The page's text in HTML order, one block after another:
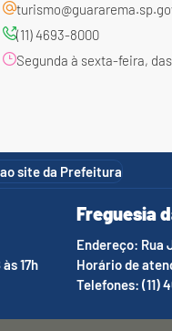
(11) 4693-8000
Segunda à sexta-feira, das
site da Prefeitura
17h
Freguesia
Endereço: Rua
Horário de
Telefones: (11)